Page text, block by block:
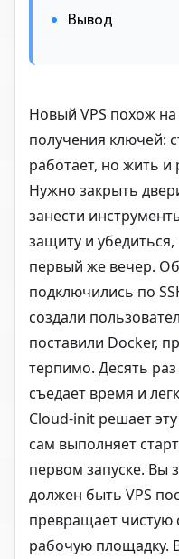
Вывод
Новый VPS похож
получения ключей:
работает, но жить
Нужно закрыть
занести
защиту и убедиться,
первый же вечер.
подключились по
создали
поставили Docker,
терпимо. Десять
съедает время и
Cloud-init решает
сам выполняет
первом запуске. Вы
должен быть VPS
превращает чистую
рабочую площадку.